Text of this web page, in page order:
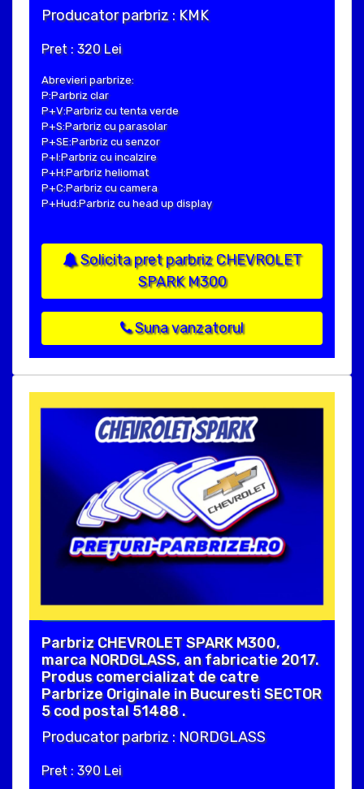
Producator parbriz : KMK
Pret : 320 Lei
Abrevieri parbrize:
P:Parbriz clar
P+V:Parbriz cu tenta verde
P+S:Parbriz cu parasolar
P+SE:Parbriz cu senzor
P+I:Parbriz cu incalzire
P+H:Parbriz heliomat
P+C:Parbriz cu camera
P+Hud:Parbriz cu head up display
Solicita pret parbriz CHEVROLET
SPARK M300
Suna vanzatorul
Parbriz CHEVROLET SPARK M300,
marca NORDGLASS, an fabricatie 2017.
Produs comercializat de catre
Parbrize Originale in Bucuresti SECTOR
5 cod postal 51488 .
Producator parbriz : NORDGLASS
Pret : 390 Lei